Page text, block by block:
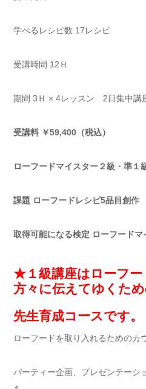
学べるレシピ数 17レシピ
受講時間 12Ｈ
期間 3Ｈ × 4レッスン 2日集中講
受講料 ￥59,400（税込）
ローフードマイスター２級・準１
課題 ローフードレシピ5品目創作
取得可能になる検定 ローフード
★１級講座はローフー
方々に伝えてゆくた
先生育成コースです。
ローフードを取り入れるためのカ
パーティー企画、プレゼンテーシ